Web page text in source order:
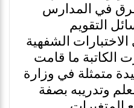
في المدارس
التقويم
الشفهية
الكاتبة ما قامت
متمثلة في وزارة
وتدريبه بصفة